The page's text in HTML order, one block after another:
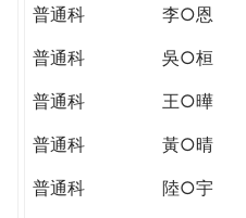
普通科 李○恩
普通科
吳○桓
普通科
王○曄
普通科
黃○晴
普通科
陸○宇